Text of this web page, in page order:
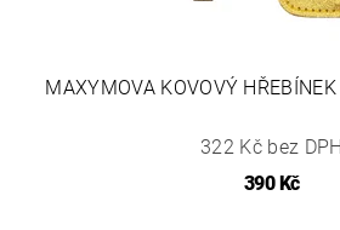
MAXYMOVA KOVOVÝ
322 Kč bez DPH
390 Kč